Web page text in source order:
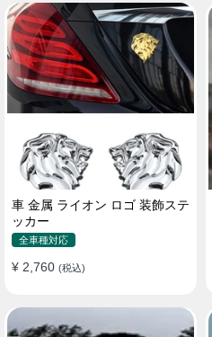
車 金属 ライオン ロゴ 装飾ステ
ッカー
全車種対応
¥ 2,760 (税込)